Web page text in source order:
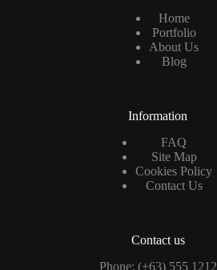
Home
Portfolio
About Us
Blog
Information
FAQ
Site Map
Cookies Policy
Contact Us
Contact us
Phone: (+63) 555 1212